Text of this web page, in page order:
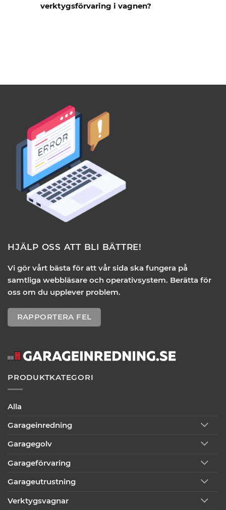
verktygsförvaring i vagnen?
HJÄLP OSS ATT BLI BÄTTRE!
Vi gör vårt bästa för att vår sida ska fungera på
samtliga webbläsare och operativsystem. Berätta för
oss om du upplever problem.
RAPPORTERA FEL
PRODUKTKATEGORI
Alla
Garageinredning
Garagegolv
Garageförvaring
Garageutrustning
Verktygsvagnar